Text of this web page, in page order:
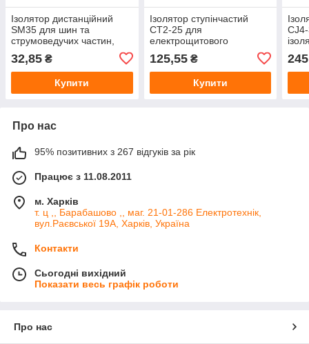
Ізолятор дистанційний
SM35 для шин та
струмоведучих частин,
32,85 ₴
Купити
Ізолятор ступінчастий
CT2-25 для
електрощитового
ізолятор, опорний
ізолятор
125,55₴
Купити
Про нас
95% позитивних з 267 відгуків за рік
Працює з 11.08.2011
м. Харків
т. ц ,, Барабашово ,, маг. 21-01-286 Електротехнік,
вул.Раєвської 19А, Харків, Україна
Контакти
Сьогодні вихідний
Показати весь графік роботи
Про нас